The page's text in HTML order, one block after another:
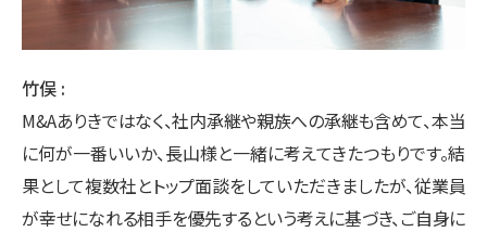
竹俣
M&Aありきではなく、社内承継や親族への承継も含めて、本当
に何が一番いいか、長山様と一緒に考えてきたつもりです。結
果として複数社とトップ面談をしていただきましたが、従業員
が幸せになれる相手を優先するという考えに基づき、ご自身に